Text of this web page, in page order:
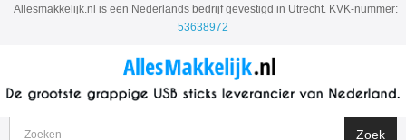
Allesmakkelijk.nl is een Nederlands bedrijf gevestigd in Utrecht. KVK-nummer:
53638972